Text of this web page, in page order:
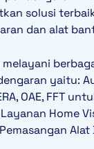
solusi
dan alat
yaitu:
OAE, FFT
Home